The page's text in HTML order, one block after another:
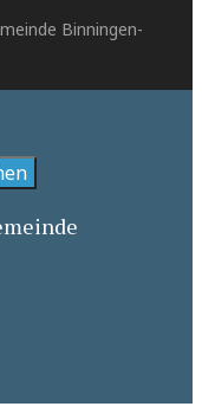
Binningen-